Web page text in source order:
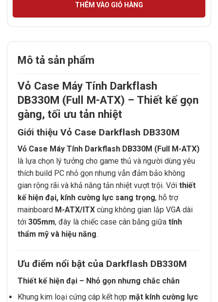
THÊM VÀO GIỎ HÀNG
Mô tả sản phẩm
Vỏ Case Máy Tính Darkflash
DB330M (Full M-ATX) – Thiết kế gọn
gàng, tối ưu tản nhiệt
Giới thiệu Vỏ Case Darkflash DB330M
Vỏ Case Máy Tính Darkflash DB330M (Full M-ATX)
là lựa chọn lý tưởng cho game thủ và người dùng yêu
thích build PC nhỏ gọn nhưng vẫn đảm bảo không
gian rộng rãi và khả năng tản nhiệt vượt trội. Với thiết
kế hiện đại, kính cường lực sang trọng, hỗ trợ
mainboard M-ATX/ITX cùng không gian lắp VGA dài
tới 305mm, đây là chiếc case cân bằng giữa tính
thẩm mỹ và hiệu năng.
Ưu điểm nổi bật của Darkflash DB330M
Thiết kế hiện đại – Nhỏ gọn nhưng chắc chắn
Khung kim loại cứng cáp kết hợp mặt kính cường lực